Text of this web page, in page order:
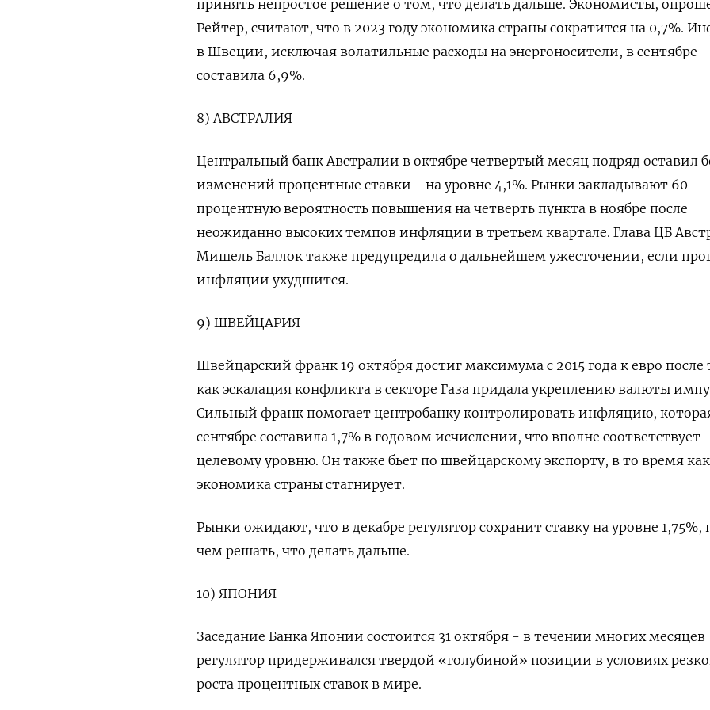
принять непростое решение о том, что делать дальше. Экономисты,
Рейтер, считают, что в 2023 году экономика страны сократится на 0,7%.
в Швеции, исключая волатильные расходы на энергоносители, в сентябре
составила 6,9%.
8) АВСТРАЛИЯ
Центральный банк Австралии в октябре четвертый месяц подряд оставил
изменений процентные ставки - на уровне 4,1%. Рынки закладывают 60-
процентную вероятность повышения на четверть пункта в ноябре после
неожиданно высоких темпов инфляции в третьем квартале. Глава ЦБ
Мишель Баллок также предупредила о дальнейшем ужесточении, если
инфляции ухудшится.
9) ШВЕЙЦАРИЯ
Швейцарский франк 19 октября достиг максимума с 2015 года к евро после
как эскалация конфликта в секторе Газа придала укреплению валюты
Сильный франк помогает центробанку контролировать инфляцию,
сентябре составила 1,7% в годовом исчислении, что вполне соответствует
целевому уровню. Он также бьет по швейцарскому экспорту, в то время как
экономика страны стагнирует.
Рынки ожидают, что в декабре регулятор сохранит ставку на уровне 1,75%,
чем решать, что делать дальше.
10) ЯПОНИЯ
Заседание Банка Японии состоится 31 октября - в течении многих месяцев
регулятор придерживался твердой «голубиной» позиции в условиях
роста процентных ставок в мире.